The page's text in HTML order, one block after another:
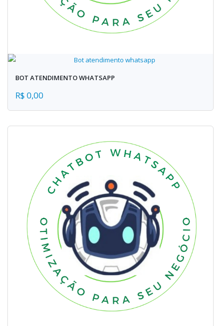
BOT ATENDIMENTO WHATSAPP
R$ 0,00